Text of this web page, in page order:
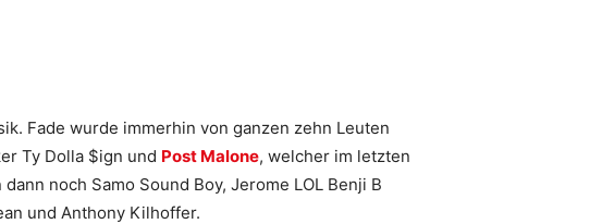
Fade wurde immerhin von ganzen zehn Leuten
Ty Dolla $ign und Post Malone, welcher im letzten
noch Samo Sound Boy, Jerome LOL Benji B
und Anthony Kilhoffer.